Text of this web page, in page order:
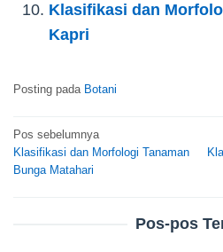
Klasifikasi dan
Kapri
Posting pada Botani
Navigasi
pos
Pos sebelumnya
Klasifikasi dan Morfologi Tanaman
Bunga Matahari
Pos-pos